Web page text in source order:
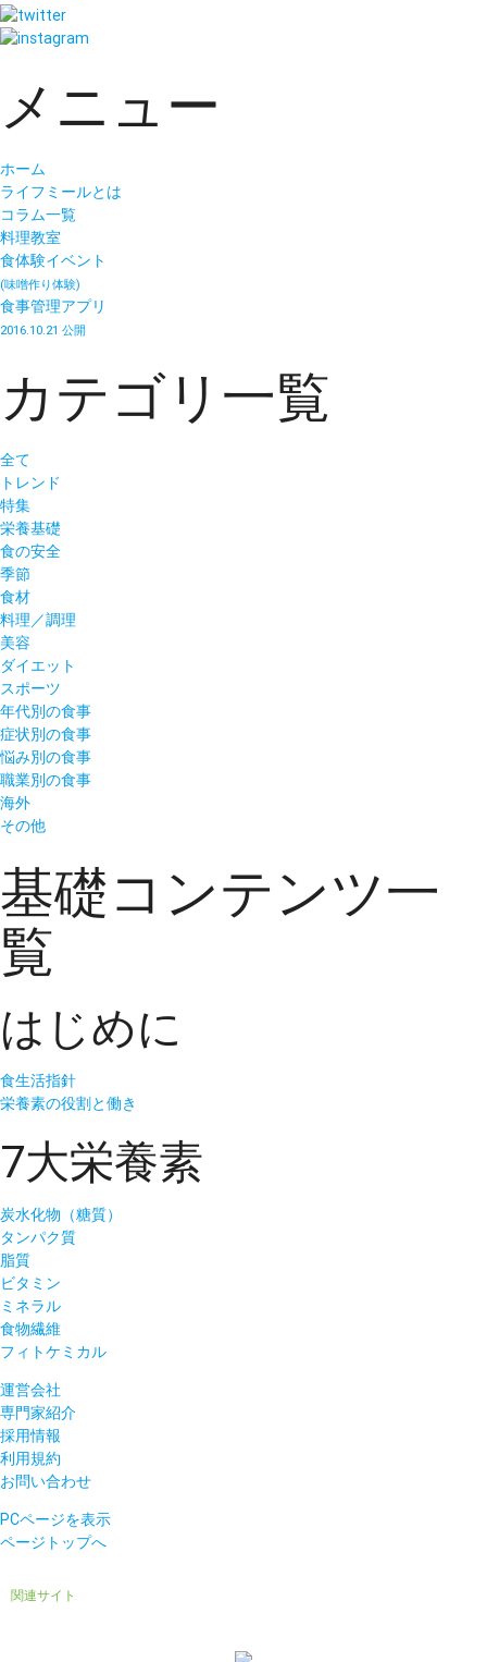
メニュー
ホーム
ライフミールとは
コラム一覧
料理教室
食体験イベント
(味噌作り体験)
食事管理アプリ
2016.10.21 公開
カテゴリ一覧
全て
トレンド
特集
栄養基礎
食の安全
季節
食材
料理／調理
美容
ダイエット
スポーツ
年代別の食事
症状別の食事
悩み別の食事
職業別の食事
海外
その他
基礎コンテンツ一
覧
はじめに
食生活指針
栄養素の役割と働き
7大栄養素
炭水化物（糖質）
タンパク質
脂質
ビタミン
ミネラル
食物繊維
フィトケミカル
運営会社
専門家紹介
採用情報
利用規約
お問い合わせ
PCページを表示
ページトップへ
関連サイト